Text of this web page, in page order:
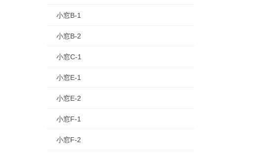
小窓B-1
小窓B-2
小窓C-1
小窓E-1
小窓E-2
小窓F-1
小窓F-2